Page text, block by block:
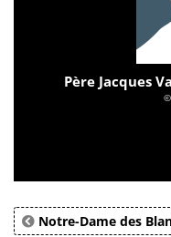
Père Jacques
©
Notre-Dame des